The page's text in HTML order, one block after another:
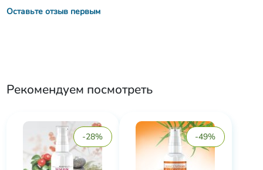
Оставьте отзыв первым
Рекомендуем посмотреть
-28% -49%